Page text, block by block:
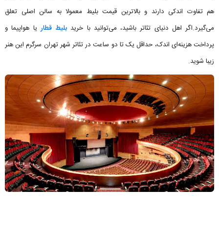
هم تفاوت اندکی دارند و بالاترین قیمت بلیط معمولا به سالن اصلی تعلق
می‌گیرد.اگر اهل دنیای تئاتر باشید، می‌توانید با خرید بلیط قطار یا هواپیما و
پرداخت هزینه‌ای اندک، حداقل یک تا دو ساعت در تئاتر شهر تهران سرگرم این هنر
زیبا شوید.